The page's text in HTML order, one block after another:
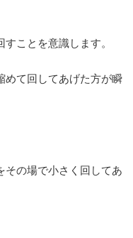
ことを意識します。
めて回してあげた方が瞬
その場で小さく回してあ